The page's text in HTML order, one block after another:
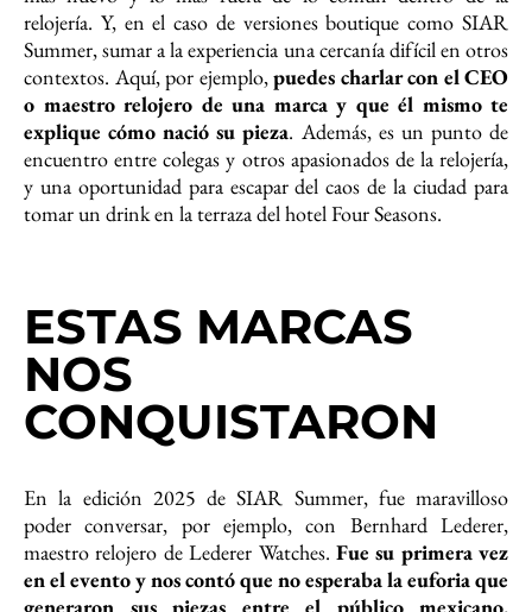
relojería. Y, en el caso de versiones boutique como SIAR
Summer, sumar a la experiencia una cercanía difícil en otros
contextos. Aquí, por ejemplo, puedes charlar con el CEO
o maestro relojero de una marca y que él mismo te
explique cómo nació su pieza. Además, es un punto de
encuentro entre colegas y otros apasionados de la relojería,
y una oportunidad para escapar del caos de la ciudad para
tomar un drink en la terraza del hotel Four Seasons.
ESTAS MARCAS
NOS
CONQUISTARON
En la edición 2025 de SIAR Summer, fue maravilloso
poder conversar, por ejemplo, con Bernhard Lederer,
maestro relojero de Lederer Watches. Fue su primera vez
en el evento y nos contó que no esperaba la euforia que
generaron sus piezas entre el público mexicano.